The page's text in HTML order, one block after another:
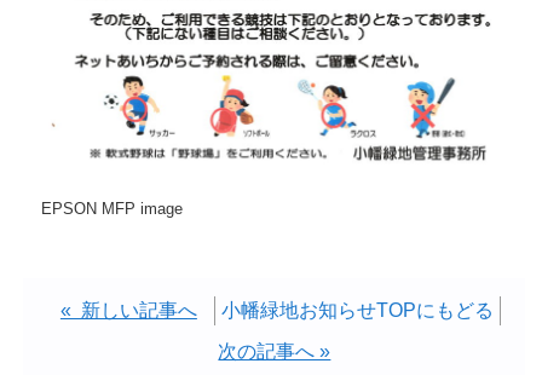
EPSON MFP image
« 新しい記事へ
小幡緑地お知らせTOPにもどる
次の記事へ »